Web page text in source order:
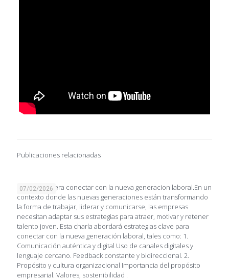
Publicaciones relacionadas
07/02/2026
Estrategias para conectar con la nueva generacion laboral.En un
contexto donde las nuevas generaciones están transformando
la forma de trabajar, liderar y comunicarse, las empresas
necesitan adaptar sus estrategias para atraer, motivar y retener
talento joven. Esta charla abordará estrategias clave para
conectar con la nueva generación laboral, tales como: 1.
Comunicación auténtica y digital Uso de canales digitales y
lenguaje cercano. Feedback constante y bidireccional. 2.
Propósito y cultura organizacional Importancia del propósito
empresarial. Valores, sostenibilidad .